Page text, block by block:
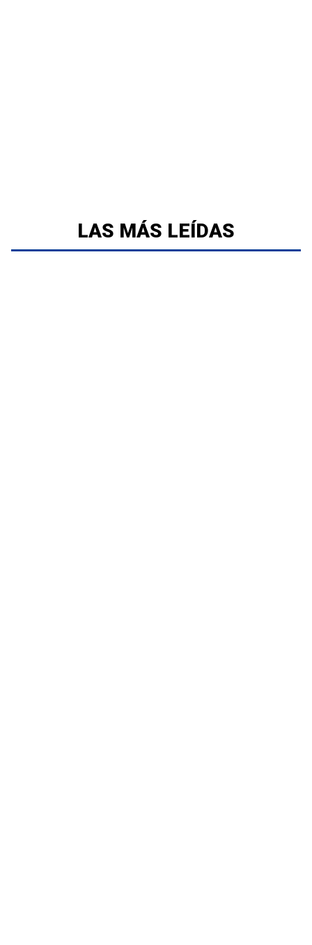
LAS MÁS LEÍDAS